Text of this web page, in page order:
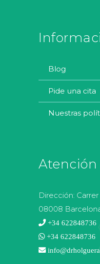
blog
pide una cita
nuestras
Atención
Dirección:
08008
+34 622848736
+34 622848736